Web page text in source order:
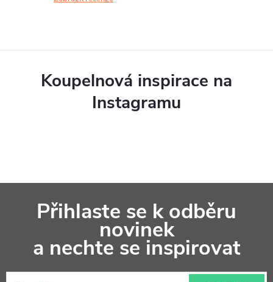
Koupelnová inspirace na
Instagramu
a
Přihlaste se k odběru
novinek
a nechte se inspirovat